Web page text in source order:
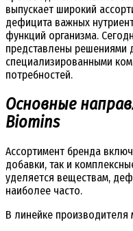
выпускает широкий
дефицита важных
функций организма.
представлены решениями
специализированными
потребностей.
Основные
Biomins
Ассортимент бренда
добавки, так и
уделяется веществам,
наиболее часто.
В линейке производителя